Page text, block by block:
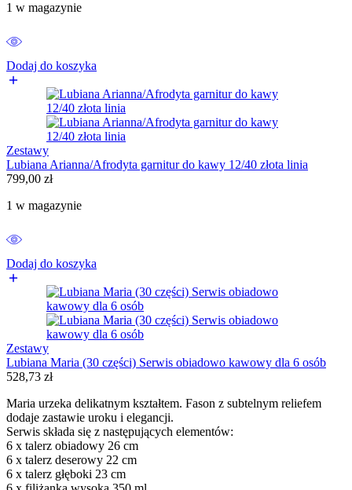
1 w magazynie
Dodaj do koszyka
Zestawy
Lubiana Arianna/Afrodyta garnitur do kawy 12/40 złota linia
799,00 zł
1 w magazynie
Dodaj do koszyka
Zestawy
Lubiana Maria (30 części) Serwis obiadowo kawowy dla 6 osób
528,73 zł
Maria urzeka delikatnym kształtem. Fason z subtelnym reliefem
dodaje zastawie uroku i elegancji.
Serwis składa się z następujących elementów:
6 x talerz obiadowy 26 cm
6 x talerz deserowy 22 cm
6 x talerz głęboki 23 cm